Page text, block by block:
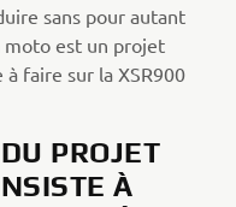
sans pour autant
moto est un projet
faire sur la XSR900
PROJET
À